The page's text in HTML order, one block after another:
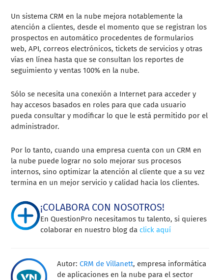
Un sistema CRM en la nube mejora notablemente la
atención a clientes, desde el momento que se registran los
prospectos en automático procedentes de formularios
web, API, correos electrónicos, tickets de servicios y otras
vías en línea hasta que se consultan los reportes de
seguimiento y ventas 100% en la nube.
Sólo se necesita una conexión a Internet para acceder y
hay accesos basados en roles para que cada usuario
pueda consultar y modificar lo que le está permitido por el
administrador.
Por lo tanto, cuando una empresa cuenta con un CRM en
la nube puede lograr no solo mejorar sus procesos
internos, sino optimizar la atención al cliente que a su vez
termina en un mejor servicio y calidad hacia los clientes.
¡COLABORA CON NOSOTROS!
En QuestionPro necesitamos tu talento, si quieres
colaborar en nuestro blog da click aquí
Autor:CRM de Villanett, empresa informática
de aplicaciones en la nube para el sector